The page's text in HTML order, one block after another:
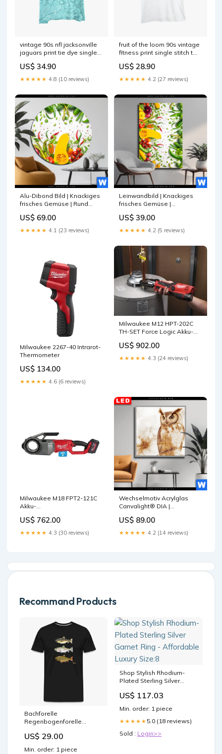
vintage 90s nfl jacksonville
jaguars print tie dye single
1784718239057 Jacken
US$ 34.90
★★★★★ 4.8 (10 reviews)
fruit of the loom 90s vintage
fitness print single stitch t
Pro Sport
US$ 28.90
★★★★★ 4.2 (27 reviews)
Alu-Dibond Bild | Knackiges
frisches Gemüse | Rund
US$ 69.00
★★★★★ 4.1 (23 reviews)
Leinwandbild | Knackiges
frisches Gemüse |
140
US$ 39.00
★★★★★ 4.2 (5 reviews)
Milwaukee 2267-40 Intrarot-
Thermometer
US$ 134.00
★★★★★ 4.6 (6 reviews)
Milwaukee M12 HPT-202C
TH-SET Force Logic Akku-
US$ 902.00
★★★★★ 4.3 (24 reviews)
Milwaukee M18 FPT2-121C
Akku-
US$ 762.00
★★★★★ 4.3 (30 reviews)
Wechselmotiv Acrylglas
Canvalight® DIA |
| Quadrat Größe in cm:70 x
70
US$ 89.00
★★★★★ 4.2 (14 reviews)
Recommand Products
Bachforelle
Regenbogenforelle
Männer - Bio-Qualität
Jugendliche
US$ 29.00
Min. order: 1 piece
Shop Stylish Rhodium-
Plated Sterling Silver
Luxury Size:8
US$ 117.03
Min. order: 1 piece
★★★★★ 5.0 (18 reviews)
Sold : Login>>